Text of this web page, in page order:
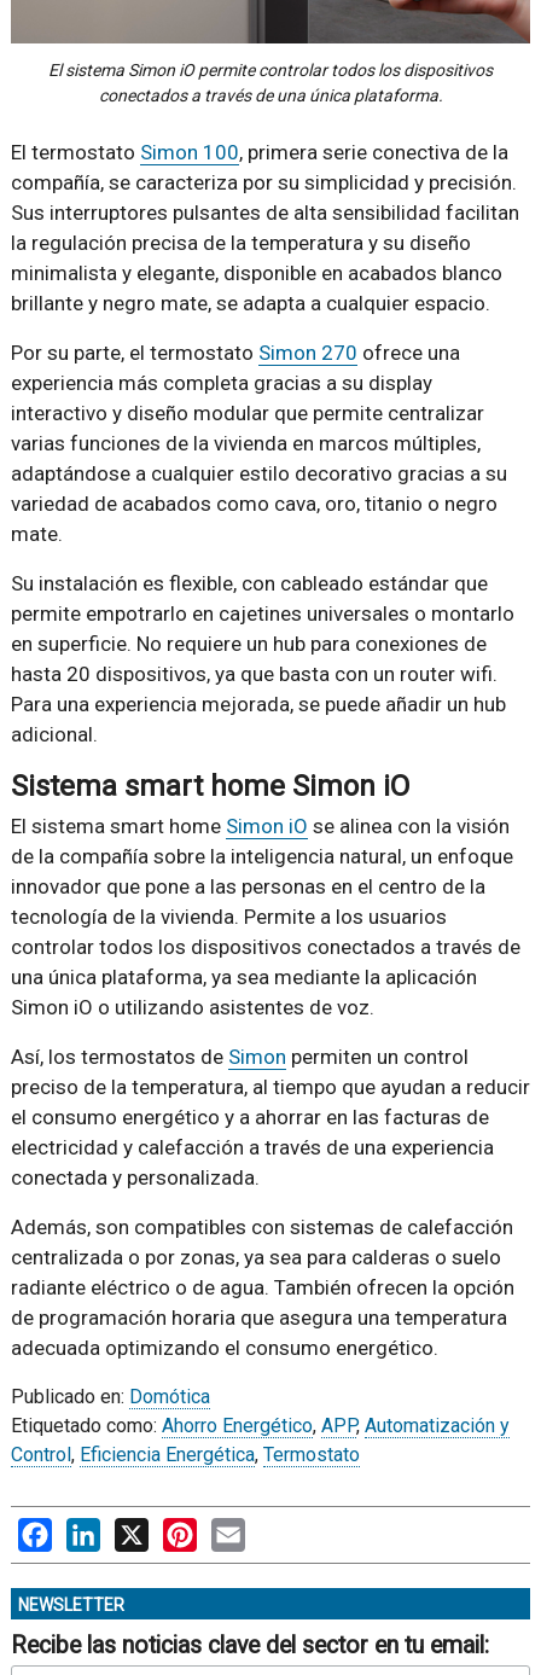
El sistema Simon iO permite controlar todos los dispositivos
conectados a través de una única plataforma.
El termostato Simon 100, primera serie conectiva de la
compañía, se caracteriza por su simplicidad y precisión.
Sus interruptores pulsantes de alta sensibilidad facilitan
la regulación precisa de la temperatura y su diseño
minimalista y elegante, disponible en acabados blanco
brillante y negro mate, se adapta a cualquier espacio.
Por su parte, el termostato Simon 270 ofrece una
experiencia más completa gracias a su display
interactivo y diseño modular que permite centralizar
varias funciones de la vivienda en marcos múltiples,
adaptándose a cualquier estilo decorativo gracias a su
variedad de acabados como cava, oro, titanio o negro
mate.
Su instalación es flexible, con cableado estándar que
permite empotrarlo en cajetines universales o montarlo
en superficie. No requiere un hub para conexiones de
hasta 20 dispositivos, ya que basta con un router wifi.
Para una experiencia mejorada, se puede añadir un hub
adicional.
Sistema smart home Simon iO
El sistema smart home Simon iO se alinea con la visión
de la compañía sobre la inteligencia natural, un enfoque
innovador que pone a las personas en el centro de la
tecnología de la vivienda. Permite a los usuarios
controlar todos los dispositivos conectados a través de
una única plataforma, ya sea mediante la aplicación
Simon iO o utilizando asistentes de voz.
Así, los termostatos de Simon permiten un control
preciso de la temperatura, al tiempo que ayudan a reducir
el consumo energético y a ahorrar en las facturas de
electricidad y calefacción a través de una experiencia
conectada y personalizada.
Además, son compatibles con sistemas de calefacción
centralizada o por zonas, ya sea para calderas o suelo
radiante eléctrico o de agua. También ofrecen la opción
de programación horaria que asegura una temperatura
adecuada optimizando el consumo energético.
Publicado en: Domótica
Etiquetado como: Ahorro Energético, APP, Automatización y
Control, Eficiencia Energética, Termostato
FacebookLinkedIn
X PinterestEmail
NEWSLETTER
Recibe las noticias clave del sector en tu email: